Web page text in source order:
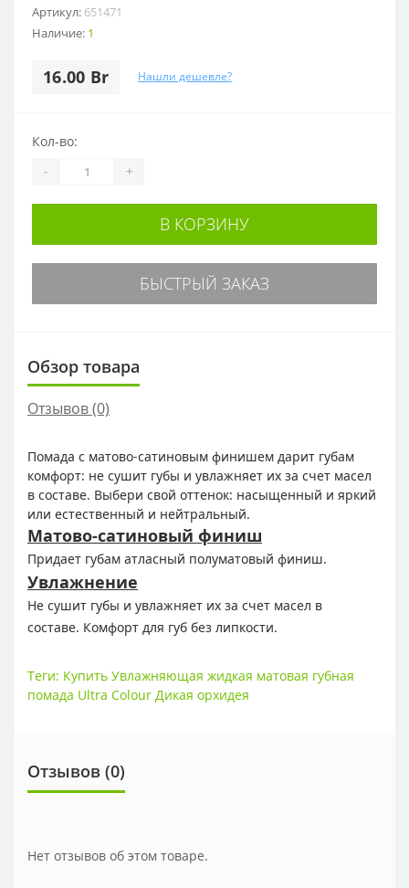
Артикул: 651471
Наличие: 1
16.00 Br Нашли дешевле?
Кол-во:
- +
В КОРЗИНУ
БЫСТРЫЙ ЗАКАЗ
Обзор товара
Отзывов (0)
Помада с матово-сатиновым финишем дарит губам
комфорт: не сушит губы и увлажняет их за счет масел
в составе. Выбери свой оттенок: насыщенный и яркий
или естественный и нейтральный.
Матово-сатиновый финиш
Придает губам атласный полуматовый финиш.
Увлажнение
Не сушит губы и увлажняет их за счет масел в
составе. Комфорт для губ без липкости.
Теги: Купить Увлажняющая жидкая матовая губная
помада Ultra Colour Дикая орхидея
Отзывов (0)
Нет отзывов об этом товаре.